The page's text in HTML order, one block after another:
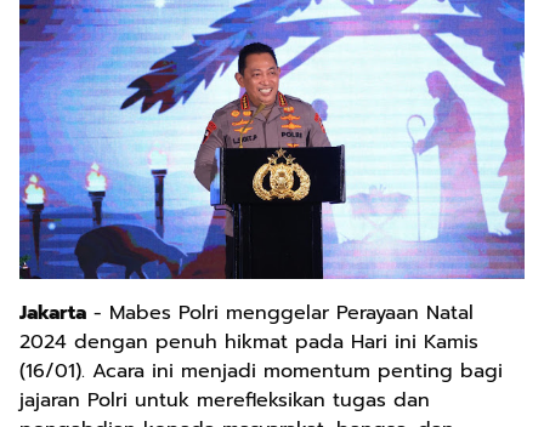
Jakarta - Mabes Polri menggelar Perayaan Natal
2024 dengan penuh hikmat pada Hari ini Kamis
(16/01). Acara ini menjadi momentum penting bagi
jajaran Polri untuk merefleksikan tugas dan